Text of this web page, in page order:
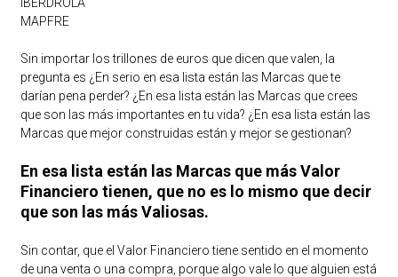
MAPFRE
Sin importar los trillones de euros que dicen que valen, la
pregunta es ¿En serio en esa lista están las Marcas que te
darían pena perder? ¿En esa lista están las Marcas que crees
que son las más importantes en tu vida? ¿En esa lista están las
Marcas que mejor construidas están y mejor se gestionan?
En esa lista están las Marcas que más Valor
Financiero tienen, que no es lo mismo que decir
que son las más Valiosas.
Sin contar, que el Valor Financiero tiene sentido en el momento
de una venta o una compra, porque algo vale lo que alguien está